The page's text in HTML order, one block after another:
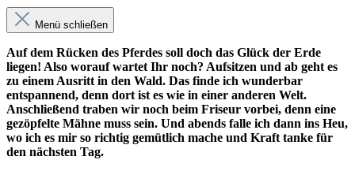
Menü schließen
Auf dem Rücken des Pferdes soll doch das Glück der Erde
liegen! Also worauf wartet Ihr noch? Aufsitzen und ab geht es
zu einem Ausritt in den Wald. Das finde ich wunderbar
entspannend, denn dort ist es wie in einer anderen Welt.
Anschließend traben wir noch beim Friseur vorbei, denn eine
gezöpfelte Mähne muss sein. Und abends falle ich dann ins Heu,
wo ich es mir so richtig gemütlich mache und Kraft tanke für
den nächsten Tag.